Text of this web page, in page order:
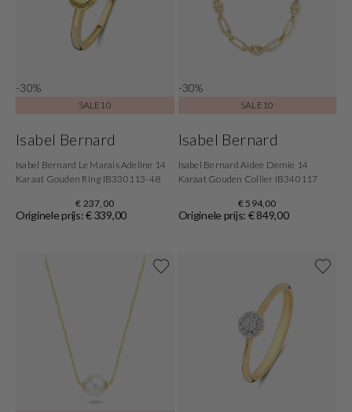
-30%
SALE10
Isabel Bernard
Isabel Bernard Le Marais Adeline 14
Karaat Gouden Ring IB330113-48
€ 237,00
Originele prijs: € 339,00
-30%
SALE10
Isabel Bernard
Isabel Bernard Aidee Demie 14
Karaat Gouden Collier IB340117
€ 594,00
Originele prijs: € 849,00